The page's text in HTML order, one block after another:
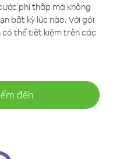
phí thấp mà không
bất kỳ lúc nào. Với gói
thể tiết kiệm trên các
đến